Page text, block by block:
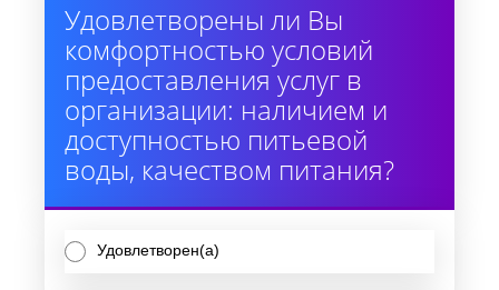
Удовлетворены ли Вы
комфортностью условий
предоставления услуг в
организации: наличием и
доступностью питьевой
воды, качеством питания?
Удовлетворен(а)